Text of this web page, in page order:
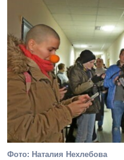
Фото: Наталия Нехлебова